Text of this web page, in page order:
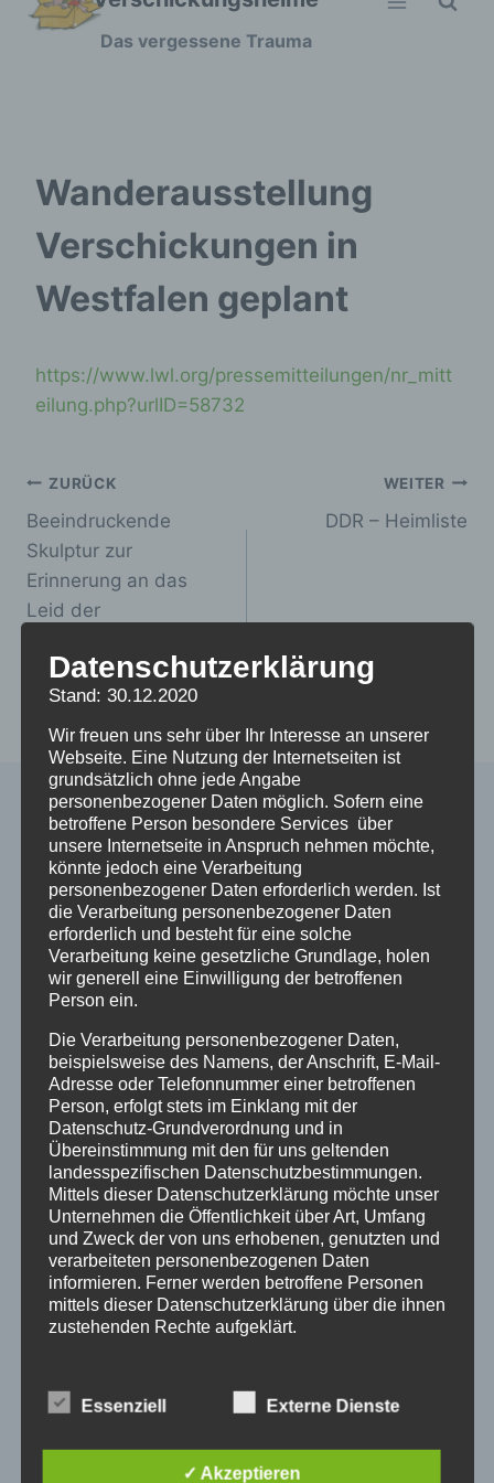
Zum
Das vergessene Trauma
Wanderausstellung
Verschickungen in
Westfalen geplant
https://www.lwl.org/pressemitteilungen/nr_mitt
eilung.php?urlID=58732
Beitragsnavigation
ZURÜCK
Beeindruckende
Skulptur zur
Erinnerung an das
Leid der
in Bad Sassendorf
feierlich eingeweiht
WEITER
DDR – Heimliste
Ähnliche Beiträge
Immer Schläge
Von Redaktion 28.02.2021
Datenschutzerklärung
Stand: 30.12.2020
Wir freuen uns sehr über Ihr Interesse an unserer
Webseite. Eine Nutzung der Internetseiten ist
grundsätzlich ohne jede Angabe
personenbezogener Daten möglich. Sofern eine
betroffene Person besondere Services über
unsere Internetseite in Anspruch nehmen möchte,
könnte jedoch eine Verarbeitung
personenbezogener Daten erforderlich werden. Ist
die Verarbeitung personenbezogener Daten
erforderlich und besteht für eine solche
Verarbeitung keine gesetzliche Grundlage, holen
wir generell eine Einwilligung der betroffenen
Person ein.
Die Verarbeitung personenbezogener Daten,
beispielsweise des Namens, der Anschrift, E-Mail-
Adresse oder Telefonnummer einer betroffenen
Person, erfolgt stets im Einklang mit der
Datenschutz-Grundverordnung und in
Übereinstimmung mit den für uns geltenden
landesspezifischen Datenschutzbestimmungen.
Mittels dieser Datenschutzerklärung möchte unser
Unternehmen die Öffentlichkeit über Art, Umfang
und Zweck der von uns erhobenen, genutzten und
verarbeiteten personenbezogenen Daten
informieren. Ferner werden betroffene Personen
mittels dieser Datenschutzerklärung über die ihnen
zustehenden Rechte aufgeklärt.
zahlreiche technische und organisatorische
Maßnahmen umgesetzt, um einen möglichst
verarbeiteten personenbezogenen Daten
sicherzustellen. Dennoch können Internetbasierte
Essenziell Externe Dienste
✓ Akzeptieren